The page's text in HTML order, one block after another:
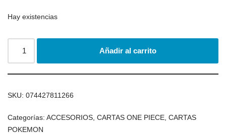
Hay existencias
Añadir al carrito
SKU: 074427811266
Categorías: ACCESORIOS CARTAS ONE PIECE CARTAS
POKEMON